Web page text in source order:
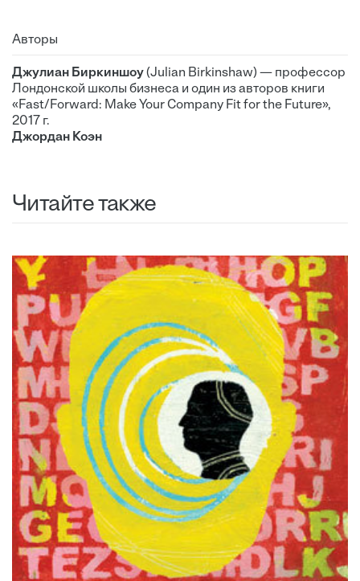
Авторы
Джулиан Биркиншоу(Julian Birkinshaw) — профессор
Лондонской школы бизнеса и один из авторов книги
«Fast/Forward: Make Your Company Fit for the Future»,
2017 г.
Джордан Коэн
Читайте также